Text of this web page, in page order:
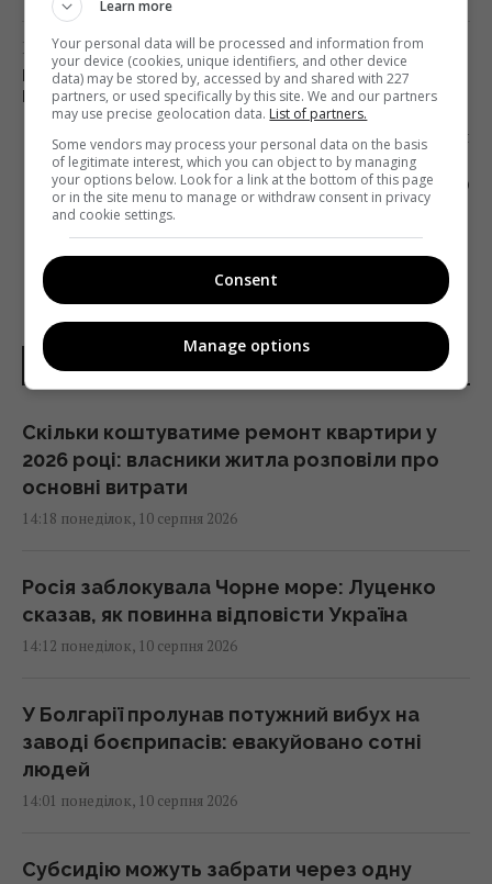
Попередня стаття
НАЦРАДА ПІДЛОВИЛА ДВА ТЕЛЕКАНАЛИ НА
ПОРУШЕННІ КВОТИ ТЕЛЕМАГАЗИНІВ
Наступна стаття
ГОЛЛАНДСЬКИЙ ПРОЕКТ DE CORRESPONDENT
ЗАПУСТИВ АНГЛОМОВНУ ВЕРСІЮ
НОВИНИ УКРАЇНИ І СВІТУ
Скільки коштуватиме ремонт квартири у
2026 році: власники житла розповіли про
основні витрати
14:18 понеділок, 10 серпня 2026
Росія заблокувала Чорне море: Луценко
сказав, як повинна відповісти Україна
14:12 понеділок, 10 серпня 2026
У Болгарії пролунав потужний вибух на
заводі боєприпасів: евакуйовано сотні
людей
14:01 понеділок, 10 серпня 2026
Субсидію можуть забрати через одну
Learn more
Your personal data will be processed and information from
your device (cookies, unique identifiers, and other device
data) may be stored by, accessed by and shared with 227
partners, or used specifically by this site. We and our partners
may use precise geolocation data. List of partners.
Some vendors may process your personal data on the basis
of legitimate interest, which you can object to by managing
your options below. Look for a link at the bottom of this page
or in the site menu to manage or withdraw consent in privacy
and cookie settings.
Consent
Manage options